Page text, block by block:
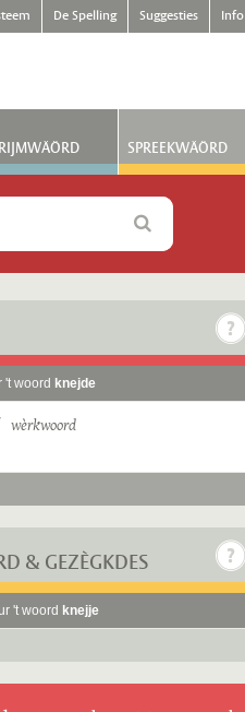
De Spelling Suggesties Info
RIJMWÄÖRD SPREEKWÄÖRD
't woord knejde
wèrkwoord
& GEZÈGKDES
't woord knejje